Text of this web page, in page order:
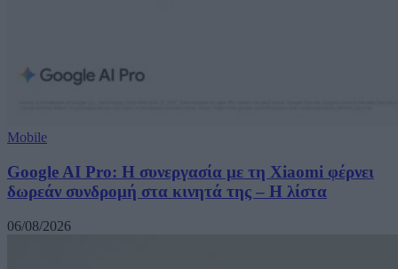
Mobile
Google AI Pro: Η συνεργασία με τη Xiaomi φέρνει
δωρεάν συνδρομή στα κινητά της – Η λίστα
06/08/2026